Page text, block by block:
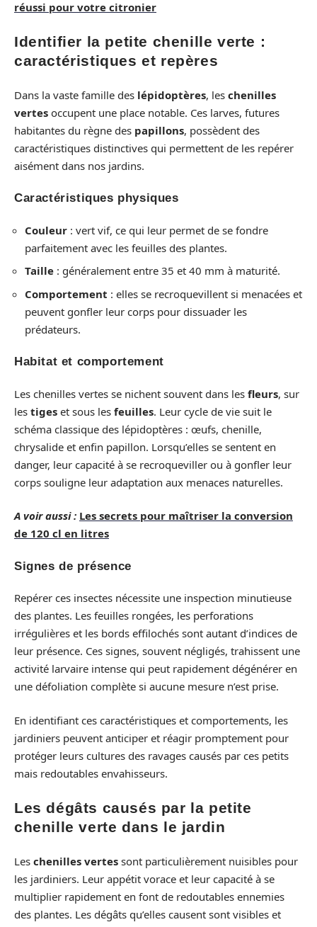
réussi pour votre citronier
Identifier la petite chenille verte :
caractéristiques et repères
Dans la vaste famille des lépidoptères, les chenilles
vertes occupent une place notable. Ces larves, futures
habitantes du règne des papillons, possèdent des
caractéristiques distinctives qui permettent de les repérer
aisément dans nos jardins.
Caractéristiques physiques
Couleur : vert vif, ce qui leur permet de se fondre
parfaitement avec les feuilles des plantes.
Taille : généralement entre 35 et 40 mm à maturité.
Comportement : elles se recroquevillent si menacées et
peuvent gonfler leur corps pour dissuader les
prédateurs.
Habitat et comportement
Les chenilles vertes se nichent souvent dans les fleurs, sur
les tiges et sous les feuilles. Leur cycle de vie suit le
schéma classique des lépidoptères : œufs, chenille,
chrysalide et enfin papillon. Lorsqu’elles se sentent en
danger, leur capacité à se recroqueviller ou à gonfler leur
corps souligne leur adaptation aux menaces naturelles.
A voir aussi : Les secrets pour maîtriser la conversion
de 120 cl en litres
Signes de présence
Repérer ces insectes nécessite une inspection minutieuse
des plantes. Les feuilles rongées, les perforations
irrégulières et les bords effilochés sont autant d’indices de
leur présence. Ces signes, souvent négligés, trahissent une
activité larvaire intense qui peut rapidement dégénérer en
une défoliation complète si aucune mesure n’est prise.
En identifiant ces caractéristiques et comportements, les
jardiniers peuvent anticiper et réagir promptement pour
protéger leurs cultures des ravages causés par ces petits
mais redoutables envahisseurs.
Les dégâts causés par la petite
chenille verte dans le jardin
Les chenilles vertes sont particulièrement nuisibles pour
les jardiniers. Leur appétit vorace et leur capacité à se
multiplier rapidement en font de redoutables ennemies
des plantes. Les dégâts qu’elles causent sont visibles et